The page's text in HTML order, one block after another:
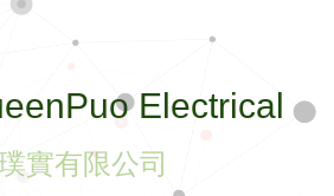
Electrical
實有限公司